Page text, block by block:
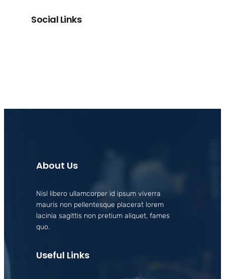
Social Links
About Us
Nisl libero ullamcorper id ipsum viverra
mauris non pellentesque placerat lorem
lacinia sagittis non pretium aliquet, fames
quo.
Useful Links